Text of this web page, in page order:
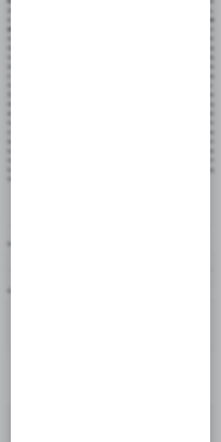
zaprowadzić w nich porządek. Istnieje kilka odmian tego produktu,
Opaska
zaciskowa
ogranicza przestrzeń, na której występują. W podobny sposób
działa
. W odróżnieniu od zaciskowej można ją
w każdej chwili odczepić. Charakteryzuje się także mniejszą siłą
zacisku.
to specjalna plecionka wykonywana
z różnego rodzaju materiałów. Do ich produkcji wykorzystywane są
między innymi: włókno szklane, stal, nylon czy politereftalan etylenu.
Szeroki wybór kolorów i wzorów plecionek sprawiają, że każdy może
dobrać model, który najlepiej wkomponuje się w panującą
aranżację.
pozwala nie tylko na organizację kabli, ale również
na ich ochronę przed uszkodzeniami mechanicznymi i wpływem
czynników zewnętrznych. Zidentyfikowane kable można
także
lub do nich przyklejanych. Dzięki nim można łatwo poprowadzić kable
na większe odległości. Kable położone przy podłodze, ścianach
lub suficie można umieścić w
. Dzięki niej kable są
nie tylko poukładane i chronione, ale także praktycznie niewidoczne.